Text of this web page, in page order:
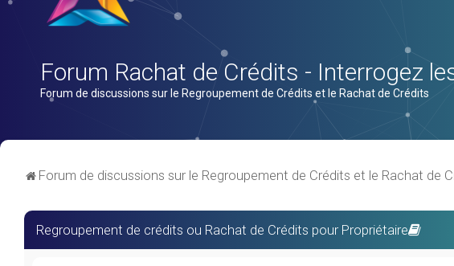
Forum Rachat de Crédits - Interrogez
Forum de discussions sur le Regroupement de Crédits et le Rachat de Crédits
Forum de discussions sur le Regroupement de Crédits et le Rachat de
Regroupement de crédits ou Rachat de Crédits pour Propriétaire